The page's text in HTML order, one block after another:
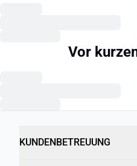
Vor
KUNDENBETREUUNG